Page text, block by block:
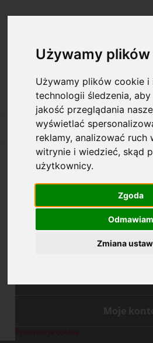
Używamy
Używamy plików cookie i
technologii śledzenia,
jakość przeglądania
wyświetlać
reklamy, analizować ruch
witrynie i wiedzieć, skąd
użytkownicy.
Zgoda
Odmawiam
Zmiana
Zarejestruj się
Ten produkt jest niedostępny.
O nas